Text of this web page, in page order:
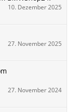
10. Dezember 2025
27. November 2025
27. November 2024